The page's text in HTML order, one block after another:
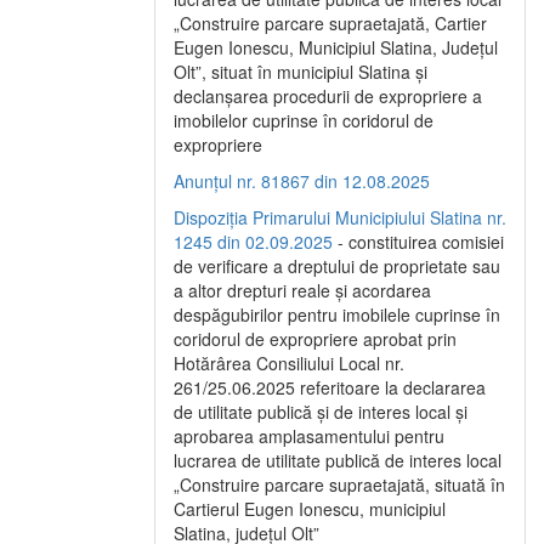
„Construire parcare supraetajată, Cartier
Eugen Ionescu, Municipiul Slatina, Județul
Olt”, situat în municipiul Slatina și
declanșarea procedurii de expropriere a
imobilelor cuprinse în coridorul de
expropriere
Anunțul nr. 81867 din 12.08.2025
Dispoziția Primarului Municipiului Slatina nr.
1245 din 02.09.2025 - constituirea comisiei
de verificare a dreptului de proprietate sau
a altor drepturi reale și acordarea
despăgubirilor pentru imobilele cuprinse în
coridorul de expropriere aprobat prin
Hotărârea Consiliului Local nr.
261/25.06.2025 referitoare la declararea
de utilitate publică și de interes local și
aprobarea amplasamentului pentru
lucrarea de utilitate publică de interes local
„Construire parcare supraetajată, situată în
Cartierul Eugen Ionescu, municipiul
Slatina, județul Olt”